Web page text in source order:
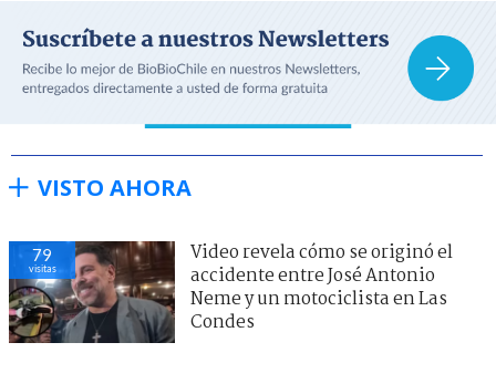
VISTO AHORA
79
visitas
Video revela cómo se originó el
accidente entre José Antonio
Neme y un motociclista en Las
Condes